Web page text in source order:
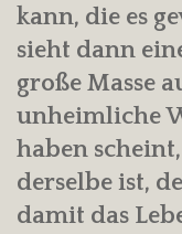
kann, die es
sieht dann
große Masse
unheimliche
haben
derselbe ist,
damit das